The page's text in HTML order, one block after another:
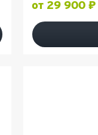
от 29 900 ₽